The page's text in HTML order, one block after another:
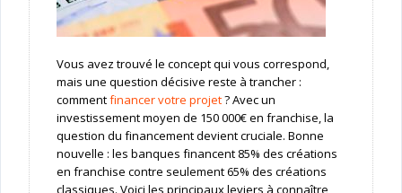
Vous avez trouvé le concept qui vous correspond,
mais une question décisive reste à trancher :
commentfinancer votre projet? Avec un
investissement moyen de 150 000€ en franchise, la
question du financement devient cruciale. Bonne
nouvelle : les banques financent 85% des créations
en franchise contre seulement 65% des créations
classiques. Voici les principaux leviers à connaître